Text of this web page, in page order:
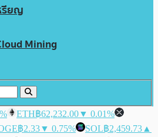
รียญ
Mining
ETH฿62,232.00▼ 0.01%
฿2.33▼ 0.75% SOL฿2,459.73 ▲